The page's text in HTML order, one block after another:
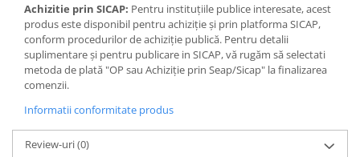
Carti pentru copii 3 ani
Carti pentru copii 4 ani
Carti pentru copii 5 ani
Carti de colorat
Achizitie prin SICAP: Pentru instituțiile publice interesate, acest
produs este disponibil pentru achiziție și prin platforma SICAP,
conform procedurilor de achiziție publică. Pentru detalii
suplimentare și pentru publicare in SICAP, vă rugăm să selectati
metoda de plată "OP sau Achiziție prin Seap/Sicap" la finalizarea
comenzii.
Informatii conformitate produs
Review-uri(0)